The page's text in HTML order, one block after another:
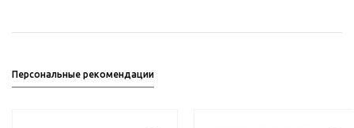
Персональные рекомендации